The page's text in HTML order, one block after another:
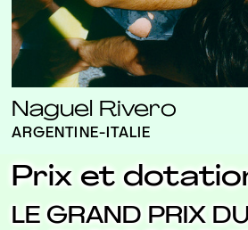
Naguel Rivero
ARGENTINE-ITALIE
Prix et
LE GRAND PRIX